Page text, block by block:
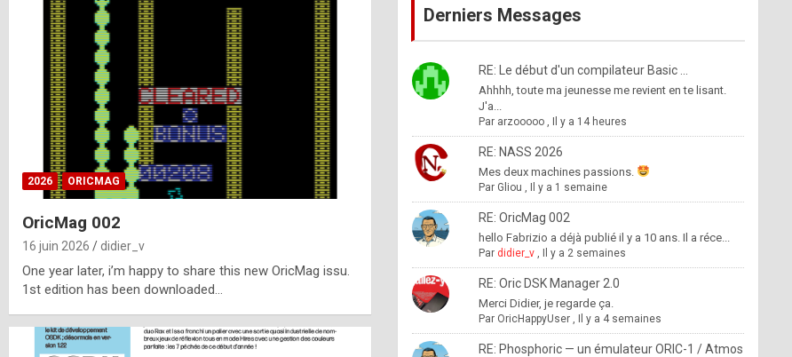
2026 ORICMAG
OricMag 002
16 juin 2026 didier_v
One year later, i’m happy to share this new OricMag issu.
1st edition has been downloaded…
Derniers Messages
RE: Le début d'un compilateur Basic ...
Ahhhh, toute ma jeunesse me revient en te lisant.
J'a...
Par arzooooo, Il y a 14 heures
RE: NASS 2026
Mes deux machines passions.
Par Gliou , Il y a 1 semaine
RE: OricMag 002
hello Fabrizio a déjà publié il y a 10 ans. Il a réce...
Par didier_v, Il y a 2 semaines
RE: Oric DSK Manager 2.0
Merci Didier, je regarde ça.
Par OricHappyUser, Il y a 4 semaines
RE: Phosphoric — un émulateur ORIC-1 / Atmos